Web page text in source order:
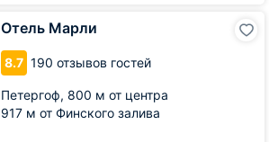
Отель Марли
8.7 190 отзывов гостей
Петергоф, 800 м от центра
917 м от Финского залива